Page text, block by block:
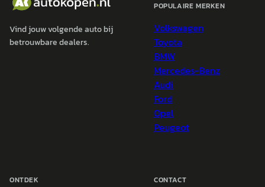
Vind jouw volgende auto bij
betrouwbare dealers.
POPULAIRE MERKEN
Volkswagen
Toyota
BMW
Mercedes-Benz
Audi
Ford
Opel
Peugeot
ONTDEK CONTACT